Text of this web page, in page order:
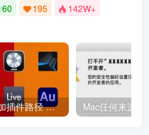
60 195 142W+
宿主添加插件路径 插件路径设置 VSTPlugins路径